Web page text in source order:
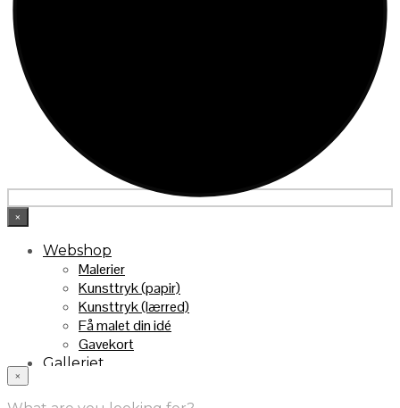
×
Webshop
Malerier
Kunsttryk (papir)
Kunsttryk (lærred)
Få malet din idé
Gavekort
Galleriet
Handelsebetingelser
×